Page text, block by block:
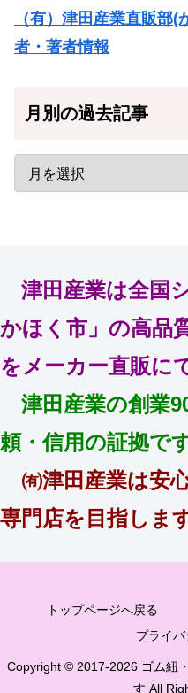
（有）津田産業直販部
者・著者情報
月別の過去記事
津田産業は全国
かほく市」の高品
をメーカー直販に
津田産業の創業
頼・信用の証拠で
㈲津田産業は安
専門店を目指しま
トップページへ戻る
プライ
Copyright © 2017-2026 ゴム紐
す All